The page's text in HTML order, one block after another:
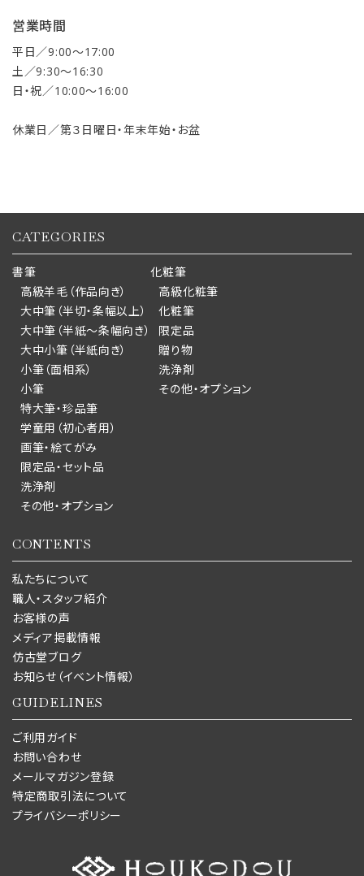
営業時間
平日／9:00〜17:00
土／9:30〜16:30
日・祝／10:00〜16:00
休業日／第３日曜日・年末年始・お盆
CATEGORIES
書筆
高級羊毛（作品向き）
大中筆（半切・条幅以上）
大中筆（半紙～条幅向き）
大中小筆（半紙向き）
小筆（面相系）
小筆
特大筆・珍品筆
学童用（初心者用）
画筆・絵てがみ
限定品・セット品
洗浄剤
その他・オプション
化粧筆
高級化粧筆
化粧筆
限定品
贈り物
洗浄剤
その他・オプション
CONTENTS
私たちについて
職人・スタッフ紹介
お客様の声
メディア掲載情報
仿古堂ブログ
お知らせ（イベント情報）
GUIDELINES
ご利用ガイド
お問い合わせ
メールマガジン登録
特定商取引法について
プライバシーポリシー